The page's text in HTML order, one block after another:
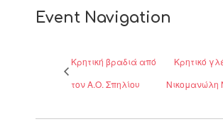
Event Navigation
Κρητική βραδιά από
τον Α.Ο. Σπηλίου
Κρητικό
Νικομανώλη